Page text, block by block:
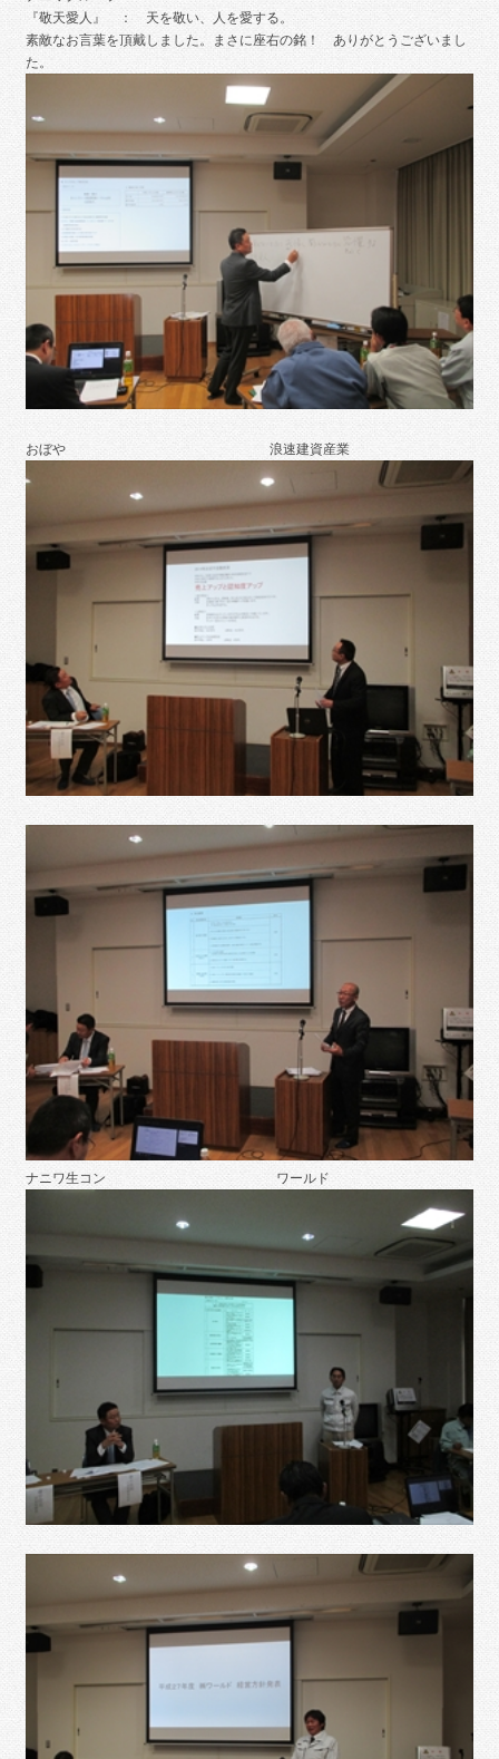
『敬天愛人』 ： 天を敬い、人を愛する。
素敵なお言葉を頂戴しました。まさに座右の銘！ ありがとうございまし
た。
おぼや 浪速建資産業
ナニワ生コン ワールド